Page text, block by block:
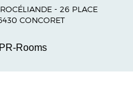
- 26 PLACE
CONCORET
Rooms